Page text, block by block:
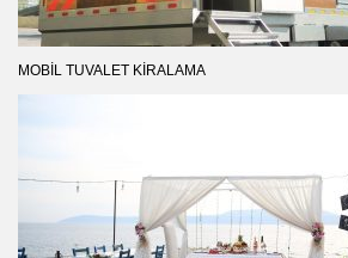
MOBIL TUVALET KIRALAMA